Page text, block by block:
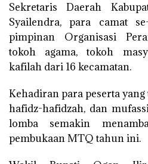
Sekretaris Daerah
Syailendra, para camat
pimpinan Organisasi
tokoh agama, tokoh
kafilah dari 16 kecamatan.
Kehadiran para peserta
hafidz-hafidzah, dan
lomba semakin
pembukaan MTQ tahun ini.